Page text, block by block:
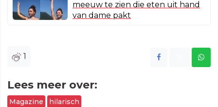
meeuw te zien die eten uit hand
van dame pakt
1
Lees meer over:
Magazine hilarisch